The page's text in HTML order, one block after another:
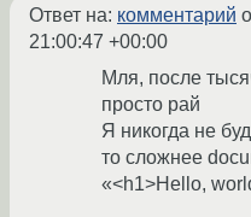
Ответ на: комментарий
21:00:47 +00:00
Мля, после
просто рай
Я никогда не
то сложнее
«<h1>Hello,